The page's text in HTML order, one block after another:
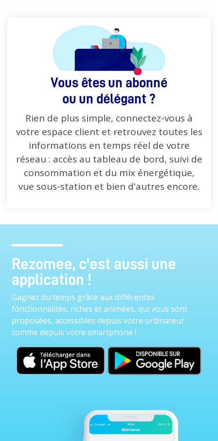
Vous êtes un abonné
ou un délégant ?
Rien de plus simple, connectez-vous à
votre espace client et retrouvez toutes les
informations en temps réel de votre
réseau : accès au tableau de bord, suivi de
consommation et du mix énergétique,
vue sous-station et bien d'autres encore.
Rezomee, c'est aussi une
application !
Gagnez du temps grâce aux différentes
fonctionnalités, riches et animées, qui vous sont
proposées, accessibles depuis votre ordinateur
comme depuis votre smartphone !